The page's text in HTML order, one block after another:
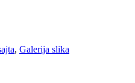
, Galerija slika